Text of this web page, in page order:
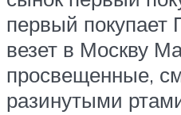
первый покупает
везет в Москву
просвещенные,
разинутыми